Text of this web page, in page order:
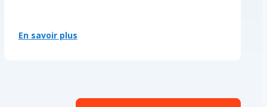
En savoir plus
: